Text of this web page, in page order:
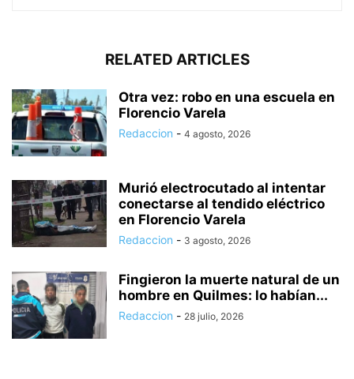
RELATED ARTICLES
Otra vez: robo en una escuela en
Florencio Varela
Redaccion - 4 agosto, 2026
Murió electrocutado al intentar
conectarse al tendido eléctrico
en Florencio Varela
Redaccion - 3 agosto, 2026
Fingieron la muerte natural de un
hombre en Quilmes: lo habían...
Redaccion - 28 julio, 2026